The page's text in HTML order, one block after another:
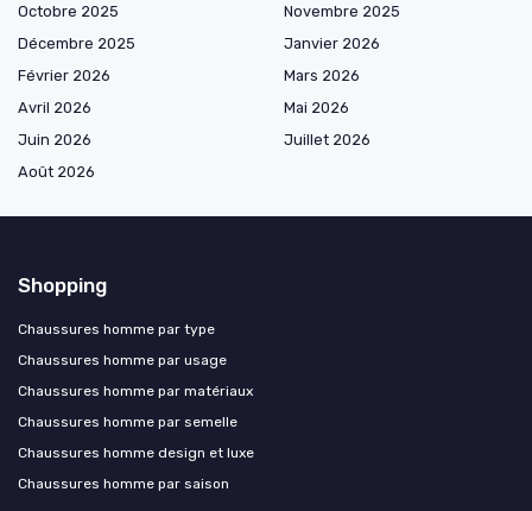
Octobre 2025
Novembre 2025
Décembre 2025
Janvier 2026
Février 2026
Mars 2026
Avril 2026
Mai 2026
Juin 2026
Juillet 2026
Août 2026
Shopping
Chaussures homme par type
Chaussures homme par usage
Chaussures homme par matériaux
Chaussures homme par semelle
Chaussures homme design et luxe
Chaussures homme par saison